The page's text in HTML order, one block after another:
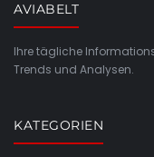
AVIABELT
Ihre tägliche
Trends und Analysen.
KATEGORIEN